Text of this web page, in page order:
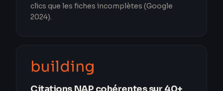
clics que les fiches incomplètes (Google
2024).
building